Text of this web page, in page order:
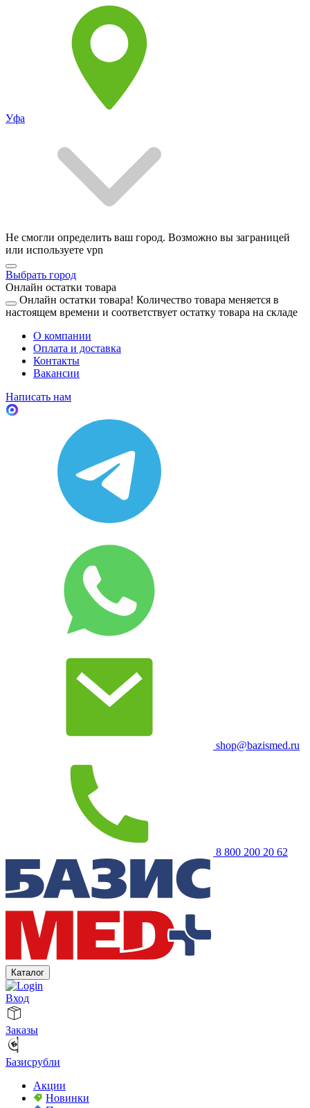
Уфа
Не смогли определить ваш город. Возможно вы заграницей
или используете vpn
Выбрать город
Онлайн остатки товара
Онлайн остатки товара! Количество товара меняется в
настоящем времени и соответствует остатку товара на складе
О компании
Оплата и доставка
Контакты
Вакансии
Написать нам
shop@bazismed.ru
8 800 200 20 62
Каталог
Вход
Заказы
Базисрубли
Акции
Новинки